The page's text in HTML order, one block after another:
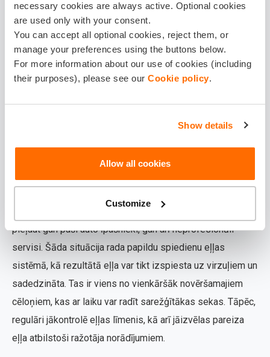
necessary cookies are always active. Optional cookies
are used only with your consent.
You can accept all optional cookies, reject them, or
manage your preferences using the buttons below.
For more information about our use of cookies (including
their purposes), please see our Cookie policy.
Show details
Allow all cookies
Customize
diagnostika ir īpaši svarīga.
Nepareiza eļļas viskozitāte vai pārlieku
liels daudzums
Ne tikai mehāniski bojājumi, bet arī cilvēka kļūdas var
piemēram, pārāk šķidra eļļa vai neatbilstošs viskozitātes
līmenis. Ja izvēlaties pārākplānueļļu, tā var viegli nokļūt
degšanas kamerā, it īpaši, ja dzinējam jau ir kādi blīvējumu
bojājumi.
Tāpat, liela kļūda ir pārlieku liels eļļas daudzums, ko mēdz
pieļaut gan paši auto īpašnieki, gan arī neprofesionāli
servisi. Šāda situācija rada papildu spiedienu eļļas
sistēmā, kā rezultātā eļļa var tikt izspiesta uz virzuļiem un
sadedzināta. Tas ir viens no vienkāršāk novēršamajiem
cēloņiem, kas ar laiku var radīt sarežģītākas sekas. Tāpēc,
regulāri jākontrolē eļļas līmenis, kā arī jāizvēlas pareiza
eļļa atbilstoši ražotāja norādījumiem.